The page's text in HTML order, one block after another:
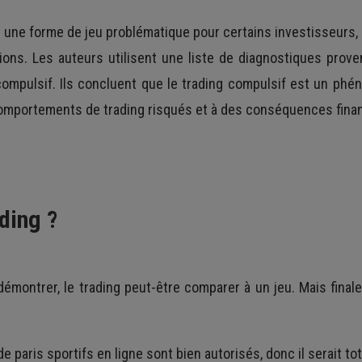
forme de jeu problématique pour certains
Les auteurs utilisent une liste de diagnostiques
Ils concluent que le trading compulsif est un
de trading risqués et à des conséquences
?
le trading peut-être comparer à un jeu. Mais
paris sportifs en ligne sont bien autorisés, donc il serait